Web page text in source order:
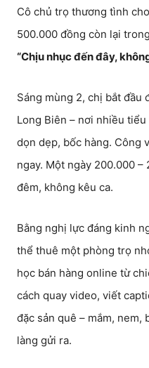
Cô chủ trọ thương tình
500.000 đồng còn lại
“Chịu nhục đến đây,
Sáng mùng 2, chị bắt đầu
Long Biên – nơi nhiều
dọn dẹp, bốc hàng. Công
ngay. Một ngày 200.000 –
đêm, không kêu ca.
Bằng nghị lực đáng kinh
thể thuê một phòng trọ
học bán hàng online từ
cách quay video, viết
đặc sản quê – mắm,
làng gửi ra.